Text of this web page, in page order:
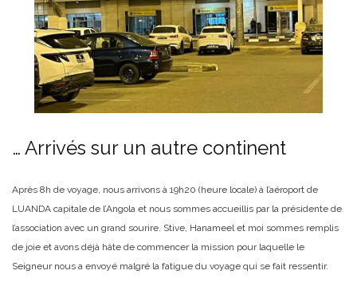
… Arrivés sur un autre continent
Après 8h de voyage, nous arrivons à 19h20 (heure locale) à l’aéroport de
LUANDA capitale de l’Angola et nous sommes accueillis par la présidente de
l’association avec un grand sourire. Stive, Hanameel et moi sommes remplis
de joie et avons déjà hâte de commencer la mission pour laquelle le
Seigneur nous a envoyé malgré la fatigue du voyage qui se fait ressentir.